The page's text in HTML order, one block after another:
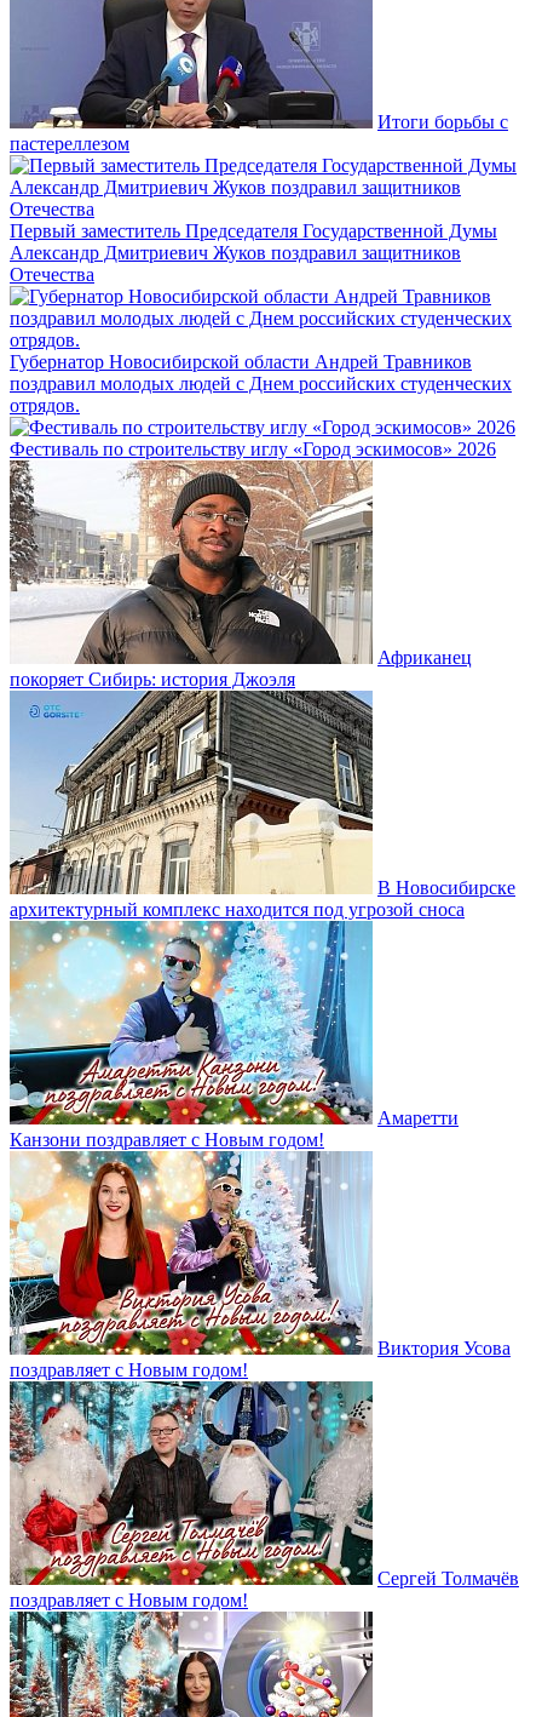
Итоги борьбы с
пастереллезом
Первый заместитель Председателя Государственной Думы
Александр Дмитриевич Жуков поздравил защитников
Отечества
Губернатор Новосибирской области Андрей Травников
поздравил молодых людей с Днем российских студенческих
отрядов.
Фестиваль по строительству иглу «Город эскимосов» 2026
Африканец
покоряет Сибирь: история Джоэля
В Новосибирске
архитектурный комплекс находится под угрозой сноса
Амаретти
Канзони поздравляет с Новым годом!
Виктория Усова
поздравляет с Новым годом!
Сергей Толмачёв
поздравляет с Новым годом!